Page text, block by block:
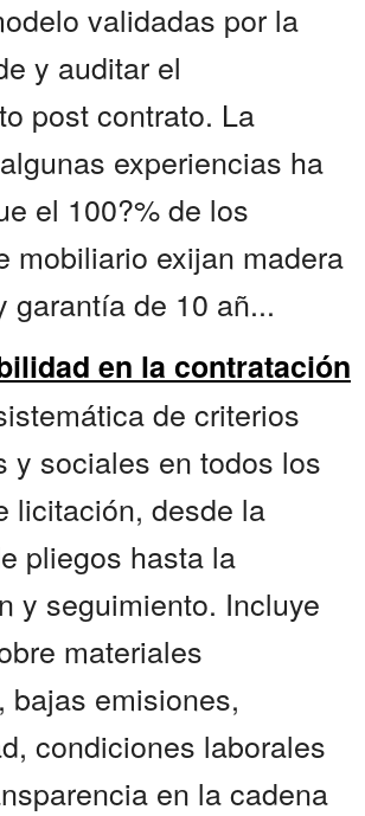
validadas por la
y auditar el
post contrato. La
experiencias ha
el 100?% de los
mobiliario exijan madera
garantía de 10 añ...
en la contratación
de criterios
y sociales en todos los
licitación, desde la
pliegos hasta la
y seguimiento. Incluye
materiales
bajas emisiones,
condiciones laborales
en la cadena